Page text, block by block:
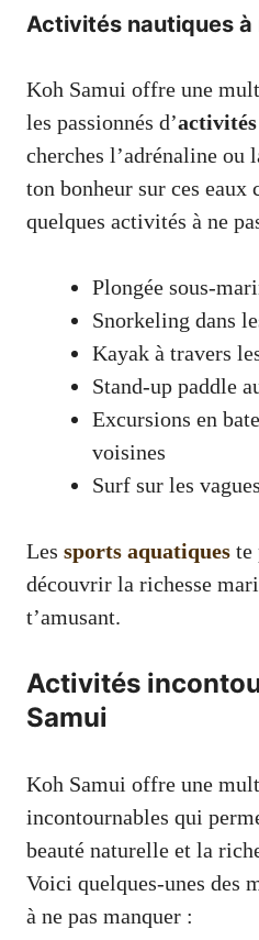
Activités nautiques à
Koh Samui offre une
les passionnés d’
cherches l’adrénaline ou
ton bonheur sur ces
quelques activités à ne
Plongée sous-
Snorkeling dans
Kayak à travers
Stand-up paddle
Excursions en
voisines
Surf sur les
Les sports aquatiques te
découvrir la richesse
t’amusant.
Activités
Samui
Koh Samui offre une
incontournables qui
beauté naturelle et la
Voici quelques-unes des
à ne pas manquer :